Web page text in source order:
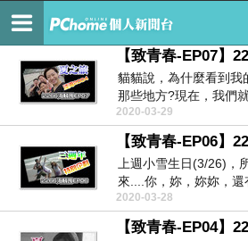
好了嗎?!還沒有 ...
貓貓說，為什麼看到我
那些地方?現在，我們
來!!^^+人.....
2020-03-29
上週小雪生日(3/26)，
來....你，妳，妳妳，
的青...
2020-03-28